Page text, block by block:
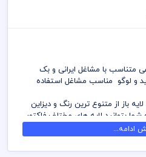
متناسب با مشاغل ایرانی و بک
و لوگو مناسب مشاغل استفاده
باز از متنوع ترین رنگ و دیزاین
بتوانید لایه های مختلف فاکتور
و قبض، رسید که می توانید با خیالی
به هزاران طرح لایه باز دسترسی
ادامه...